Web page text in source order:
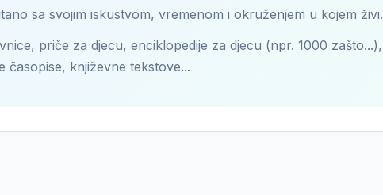
sa svojim iskustvom, vremenom i okruženjem u kojem živi.
priče za djecu, enciklopedije za djecu (npr. 1000 zašto...),
časopise, književne tekstove...